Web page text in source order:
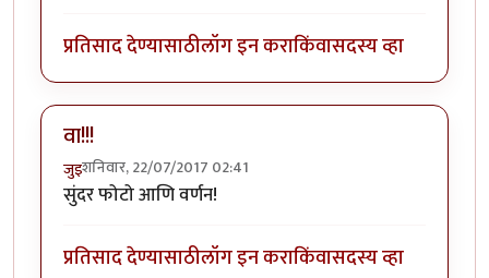
प्रतिसाद देण्यासाठीलॉग इन कराकिंवासदस्य व्हा
वा!!!
जुइशनिवार, 22/07/2017 02:41
सुंदर फोटो आणि वर्णन!
प्रतिसाद देण्यासाठीलॉग इन कराकिंवासदस्य व्हा